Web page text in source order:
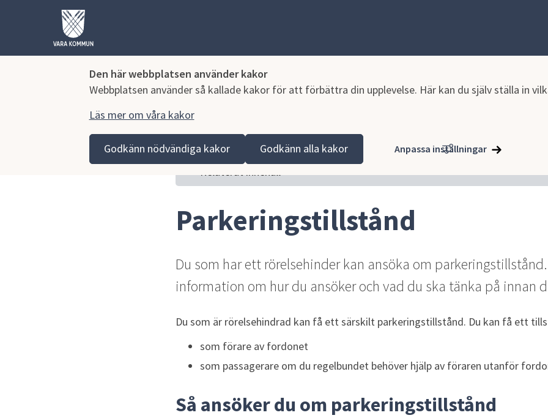
Den här webbplatsen använder kakor
Webbplatsen använder så kallade kakor för att förbättra din upplevelse. Här kan du själv ställa in
Läs mer om våra kakor
Godkänn nödvändiga kakor Godkänn alla kakor Anpassa inställningar
Vara kommun Bygga, miljö och infrastruktur Parkering
Relaterat innehåll
Parkeringstillstånd
Du som har ett rörelsehinder kan ansöka om
information om hur du ansöker och vad du ska tänka på innan
Du som är rörelsehindrad kan få ett särskilt parkeringstillstånd. Du kan få ett
som förare av fordonet
som passagerare om du regelbundet behöver hjälp av föraren utanför
Så ansöker du om parkeringstillstånd